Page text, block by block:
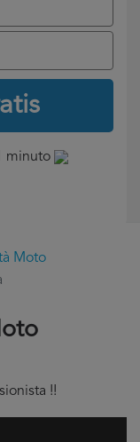
minuto
Moto
!!